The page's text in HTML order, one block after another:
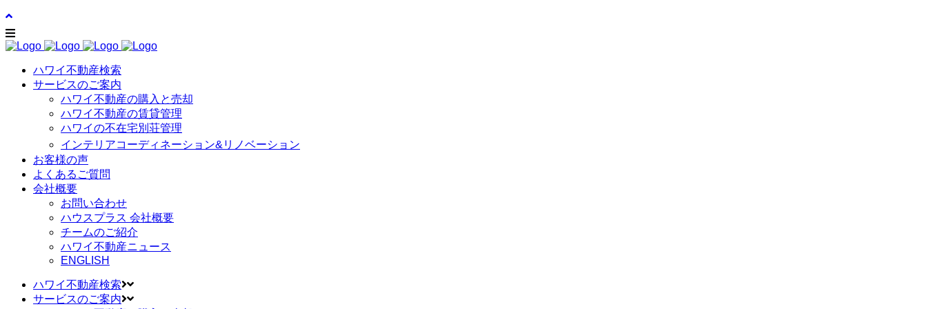
ハワイ不動産検索
サービスのご案内
ハワイ不動産の購入と売却
ハワイ不動産の賃貸管理
ハワイの不在宅別荘管理
インテリアコーディネーション&リノベーション
お客様の声
よくあるご質問
会社概要
お問い合わせ
ハウスプラス 会社概要
チームのご紹介
ハワイ不動産ニュース
ENGLISH
ハワイ不動産検索
サービスのご案内